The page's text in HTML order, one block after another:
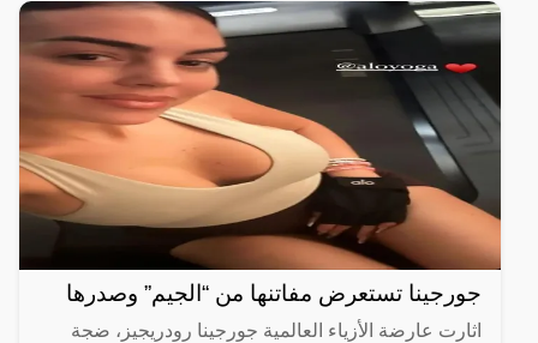
جورجينا تستعرض مفاتنها من “الجيم” وصدرها
اثارت عارضة الأزياء العالمية جورجينا رودريجيز، ضجة